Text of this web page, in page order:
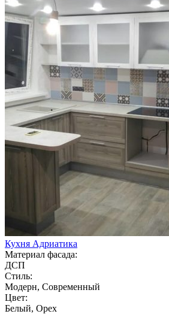
Кухня Адриатика
Материал фасада:
ДСП
Стиль:
Модерн, Современный
Цвет:
Белый, Орех